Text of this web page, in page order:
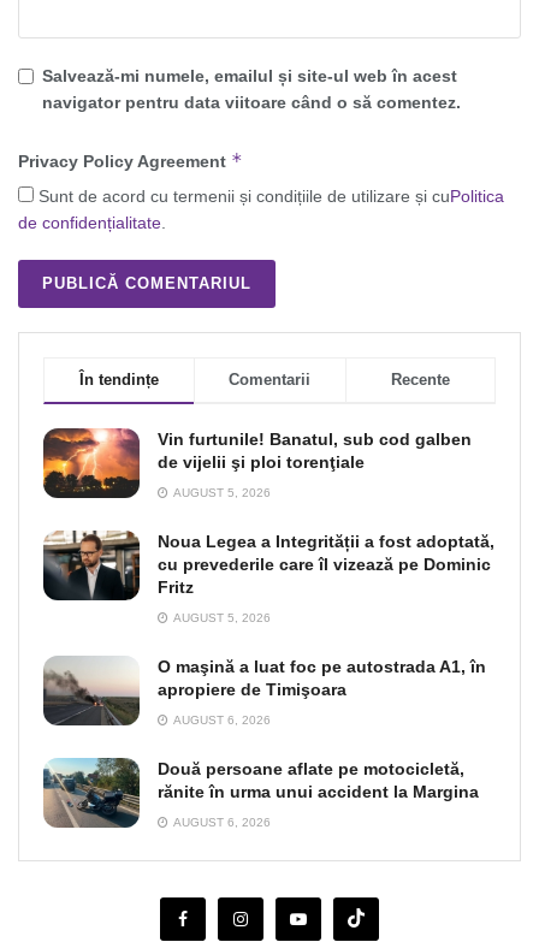
Salvează-mi numele, emailul și site-ul web în acest
navigator pentru data viitoare când o să comentez.
Privacy Policy Agreement *
Sunt de acord cu termenii și condițiile de utilizare și cuPolitica
de confidențialitate.
În tendințe Comentarii Recente
Vin furtunile! Banatul, sub cod galben
de vijelii şi ploi torenţiale
AUGUST 5, 2026
Noua Legea a Integrității a fost adoptată,
cu prevederile care îl vizează pe Dominic
Fritz
AUGUST 5, 2026
O maşină a luat foc pe autostrada A1, în
apropiere de Timişoara
AUGUST 6, 2026
Două persoane aflate pe motocicletă,
rănite în urma unui accident la Margina
AUGUST 6, 2026